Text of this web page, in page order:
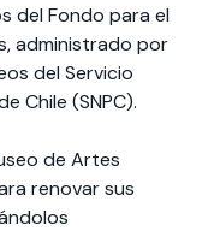
del Fondo para el
administrado por
del Servicio
Chile (SNPC).
de Artes
renovar sus